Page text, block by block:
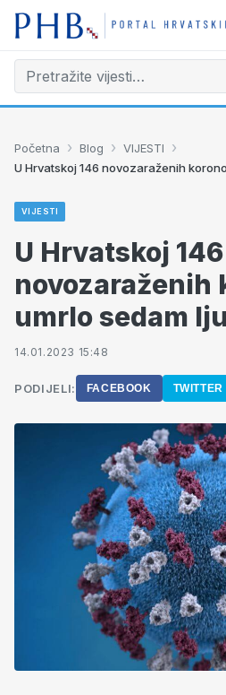
Početna › Blog › VIJESTI ›
U Hrvatskoj 146 novozaraženih
VIJESTI
U Hrvatskoj 146
novozaraženih
umrlo sedam
14.01.2023 15:48
PODIJELI: FACEBOOK TWITTER